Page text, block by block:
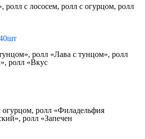
ролл с лососем, ролл с огурцом, ролл
ролл «Лава с тунцом», ролл
ролл «Вкус
ролл «Филадельфия
ролл «Запечен